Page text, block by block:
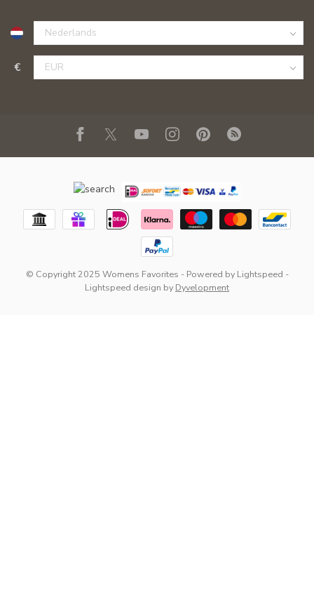
€
© Copyright 2025 Womens Favorites - Powered by Lightspeed -
Lightspeed design by Dyvelopment